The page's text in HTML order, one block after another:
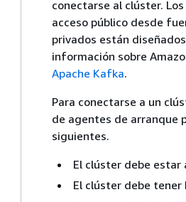
conectarse al clúster.
acceso público desde
privados están
información sobre
Apache Kafka.
Para conectarse a un
de agentes de arranque
siguientes.
El clúster debe estar
El clúster debe tener